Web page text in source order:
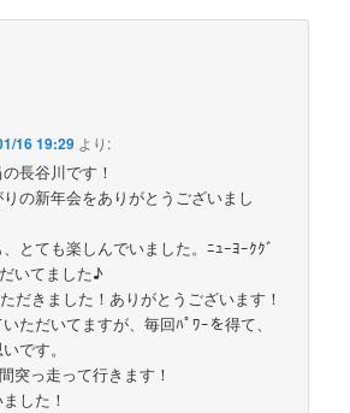
16 19:29 より:
長谷川です！
の新年会をありがとうございまし
とても楽しんでいました。ﾆｭｰﾖｰｸｸﾞ
いてました♪
だきました！ありがとうございます！
ただいてますが、毎回ﾊﾟﾜｰを得て、
です。
突っ走って行きます！
した！